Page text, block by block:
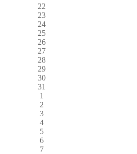
22
23
24
25
26
27
28
29
30
31
1
2
3
4
5
6
7